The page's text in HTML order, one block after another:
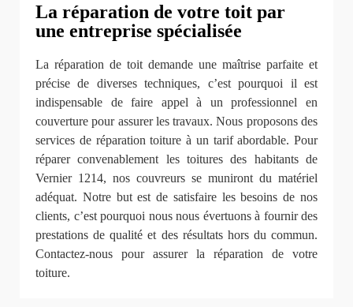
La réparation de votre toit par
une entreprise spécialisée
La réparation de toit demande une maîtrise parfaite et
précise de diverses techniques, c’est pourquoi il est
indispensable de faire appel à un professionnel en
couverture pour assurer les travaux. Nous proposons des
services de réparation toiture à un tarif abordable. Pour
réparer convenablement les toitures des habitants de
Vernier 1214, nos couvreurs se muniront du matériel
adéquat. Notre but est de satisfaire les besoins de nos
clients, c’est pourquoi nous nous évertuons à fournir des
prestations de qualité et des résultats hors du commun.
Contactez-nous pour assurer la réparation de votre
toiture.